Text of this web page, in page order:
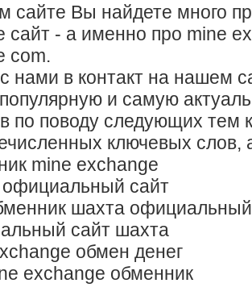
сайте Вы найдете много
сайт - а именно про mine
com.
нами в контакт на нашем
и самую
по поводу следующих тем
ключевых слов,
mine exchange
сайт
шахта
сайт шахта
обмен денег
exchange обменник